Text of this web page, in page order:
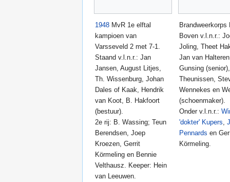
1948 MvR 1e elftal
kampioen van
Varsseveld 2 met 7-1.
Staand v.l.n.r.: Jan
Jansen, August Litjes,
Th. Wissenburg, Johan
Dales of Kaak, Hendrik
van Koot, B. Hakfoort
(bestuur).
2e rij: B. Wassing; Teun
Berendsen, Joep
Kroezen, Gerrit
Körmeling en Bennie
Velthausz. Keeper: Hein
van Leeuwen.
Brandweerkorps
Boven v.l.n.r.:
Joling, Theet
Jan van
Gunsing
Theunissen,
Wennekes en
(schoenmaker).
Onder v.l.n.r.:
'dokter' Kupers
Pennards en
Körmeling.